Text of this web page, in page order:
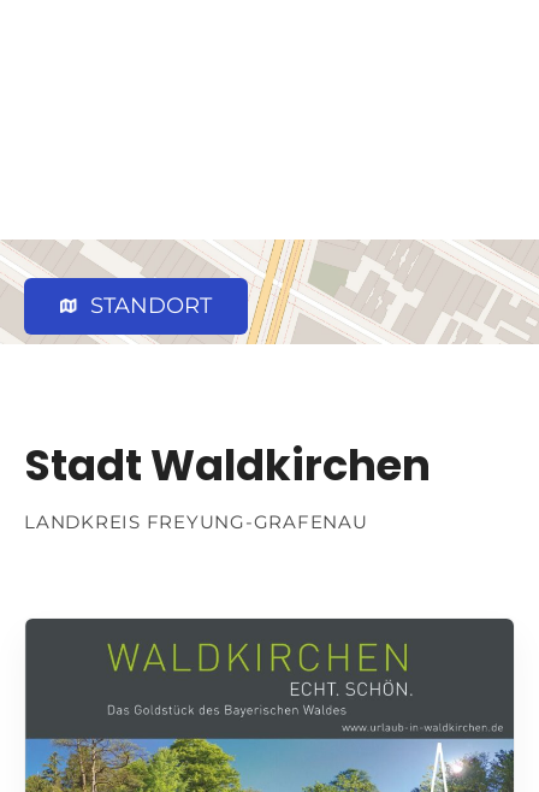
STANDORT
Stadt Waldkirchen
LANDKREIS FREYUNG-GRAFENAU